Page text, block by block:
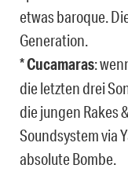
etwas baroque.
Generation.
*Cucamaras:
die letzten drei
die jungen Rakes
Soundsystem via
absolute Bombe.